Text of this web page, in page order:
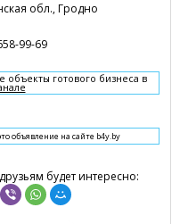
обл., Гродно
99-69
готового бизнеса в
объявление на сайте b4y.by
будет интересно: